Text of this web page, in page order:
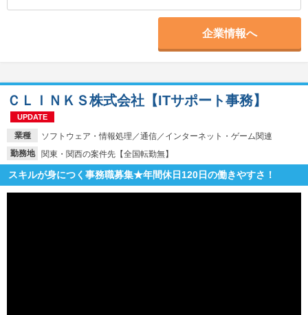
企業情報へ
業種
ソフトウェア・情報処理／通信／インターネット・ゲーム関連
勤務地
関東・関西の案件先【全国転勤無】
ＣＬＩＮＫＳ株式会社【ITサポート事務】
UPDATE
スキルが身につく事務職募集★年間休日120日の働きやすさ！